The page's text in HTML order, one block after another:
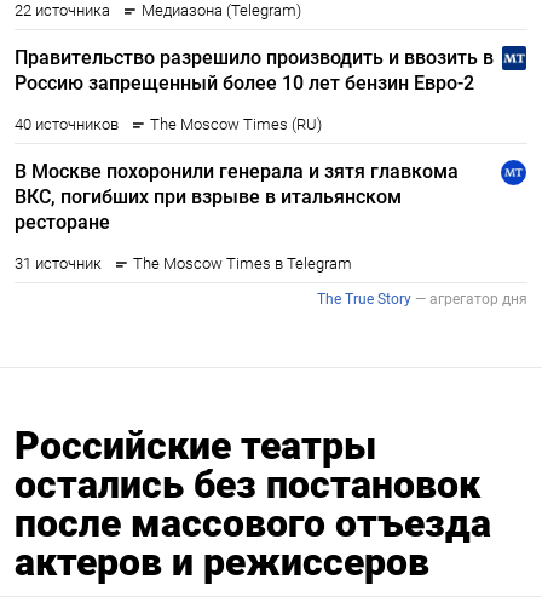
Российские театры
остались без постановок
после массового отъезда
актеров и режиссеров